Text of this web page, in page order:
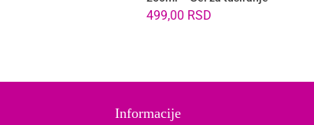
499,00 RSD
Informacije